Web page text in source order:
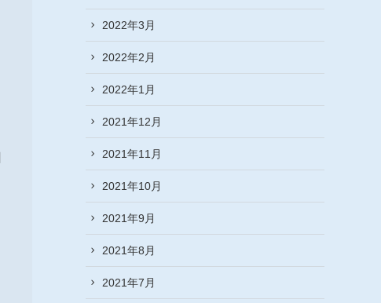
2022年3月
2022年2月
2022年1月
2021年12月
2021年11月
2021年10月
2021年9月
2021年8月
2021年7月